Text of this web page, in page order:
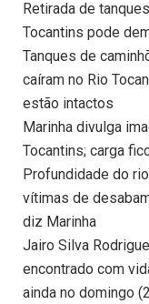
Retirada de
Tocantins pode
Tanques de
caíram no Rio
estão intactos
Marinha divulga
Tocantins; carga
Profundidade do
vítimas de
diz Marinha
Jairo Silva
encontrado com
ainda no domingo